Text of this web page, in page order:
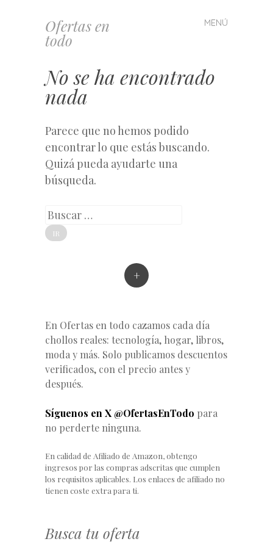
Ofertas en
todo
MENÚ
Saltar
al
No se ha encontrado
nada
Parece que no hemos podido
encontrar lo que estás buscando.
Quizá pueda ayudarte una
búsqueda.
Buscar
+
En Ofertas en todo cazamos cada día
chollos reales: tecnología, hogar, libros,
moda y más. Solo publicamos descuentos
verificados, con el precio antes y
después.
Síguenos en X @OfertasEnTodo para
no perderte ninguna.
En calidad de Afiliado de Amazon, obtengo
ingresos por las compras adscritas que cumplen
los requisitos aplicables. Los enlaces de afiliado no
tienen coste extra para ti.
Busca tu oferta